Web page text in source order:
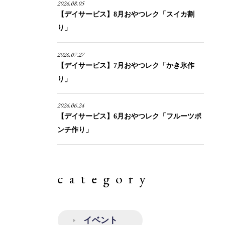
2026.08.05
【デイサービス】8月おやつレク「スイカ割
り」
2026.07.27
【デイサービス】7月おやつレク「かき氷作
り」
2026.06.24
【デイサービス】6月おやつレク「フルーツポ
ンチ作り」
category
イベント